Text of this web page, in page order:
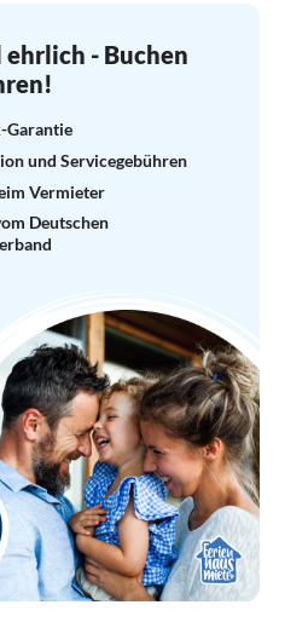
ehrlich - Buchen
Garantie
und Servicegebühren
Vermieter
Deutschen